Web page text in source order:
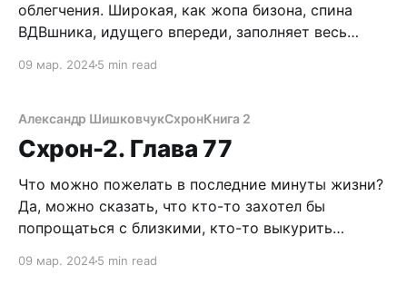
облегчения. Широкая, как жопа бизона, спина
ВДВшника, идущего впереди, заполняет весь
убитых конвоиров. Бля, этот десантник совсем
Присев, с содроганием принялся искать бумажку.
Мне надо поскорей надеть штаны,
09 мар. 20245 min read
Александр ШишковчукСхронКнига 2
Схрон-2. Глава 77
Что можно пожелать в последние минуты жизни?
Да, можно сказать, что кто-то захотел бы
попрощаться с близкими, кто-то выкурить
текилы и станцевать макарену. Неважно, что
09 мар. 20245 min read